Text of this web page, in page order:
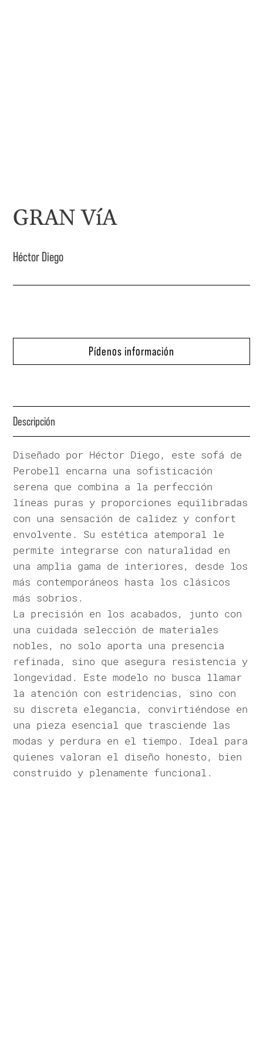
GRAN VíA
Héctor Diego
Pídenos información
Descripción
Diseñado por Héctor Diego, este sofá de
Perobell encarna una sofisticación
serena que combina a la perfección
líneas puras y proporciones equilibradas
con una sensación de calidez y confort
envolvente. Su estética atemporal le
permite integrarse con naturalidad en
una amplia gama de interiores, desde los
más contemporáneos hasta los clásicos
más sobrios.
La precisión en los acabados, junto con
una cuidada selección de materiales
nobles, no solo aporta una presencia
refinada, sino que asegura resistencia y
longevidad. Este modelo no busca llamar
la atención con estridencias, sino con
su discreta elegancia, convirtiéndose en
una pieza esencial que trasciende las
modas y perdura en el tiempo. Ideal para
quienes valoran el diseño honesto, bien
construido y plenamente funcional.